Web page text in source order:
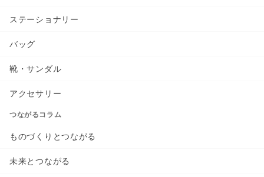
ステーショナリー
バッグ
靴・サンダル
アクセサリー
つながるコラム
ものづくりとつながる
未来とつながる